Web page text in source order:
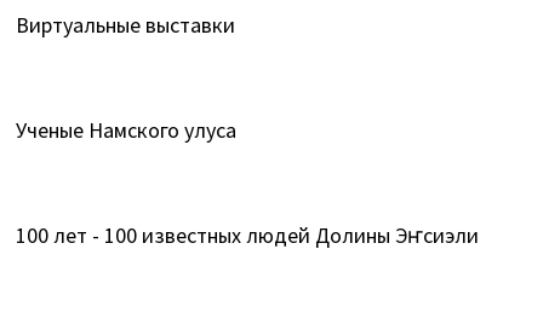
Виртуальные выставки
Ученые Намского улуса
100 лет - 100 известных людей Долины Эҥсиэли